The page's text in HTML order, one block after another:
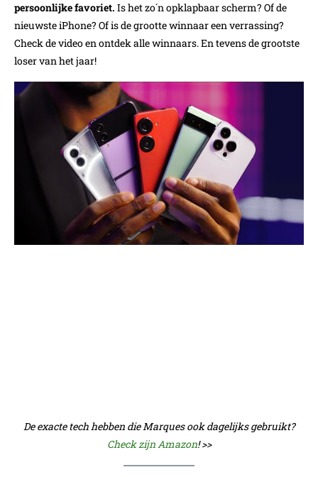
persoonlijke favoriet. Is het zo´n opklapbaar scherm? Of de
nieuwste iPhone? Of is de grootte winnaar een verrassing?
Check de video en ontdek alle winnaars. En tevens de grootste
loser van het jaar!
De exacte tech hebben die Marques ook dagelijks gebruikt?
Check zijn Amazon! >>